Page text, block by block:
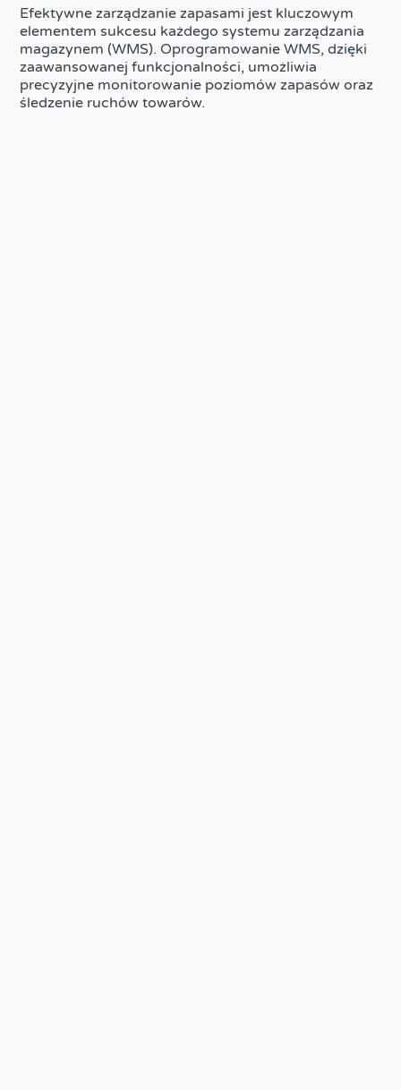
Efektywne zarządzanie zapasami jest kluczowym
elementem sukcesu każdego systemu zarządzania
magazynem (WMS). Oprogramowanie WMS, dzięki
zaawansowanej funkcjonalności, umożliwia
precyzyjne monitorowanie poziomów zapasów oraz
śledzenie ruchów towarów.